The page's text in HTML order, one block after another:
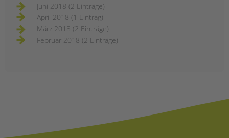
Juni 2018 (2 Einträge)
April 2018 (1 Eintrag)
März 2018 (2 Einträge)
Februar 2018 (2 Einträge)